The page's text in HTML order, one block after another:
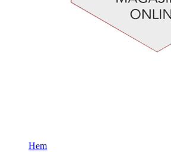
Hem